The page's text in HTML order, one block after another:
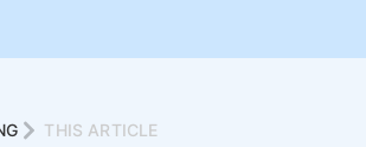
THIS ARTICLE